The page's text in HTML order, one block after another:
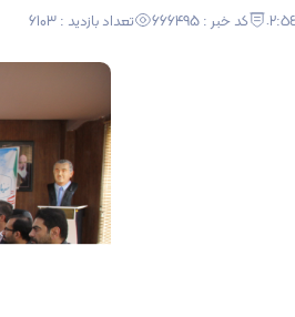
کد خبر : 666495 تعداد بازدید : 6103